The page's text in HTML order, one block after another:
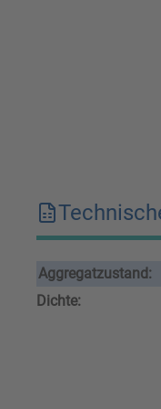
Aggregatzustand:
Dichte: